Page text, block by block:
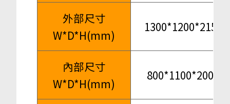
外部尺寸
W*D*H(mm)
1300*1200*2150
內部尺寸
W*D*H(mm)
800*1100*2000